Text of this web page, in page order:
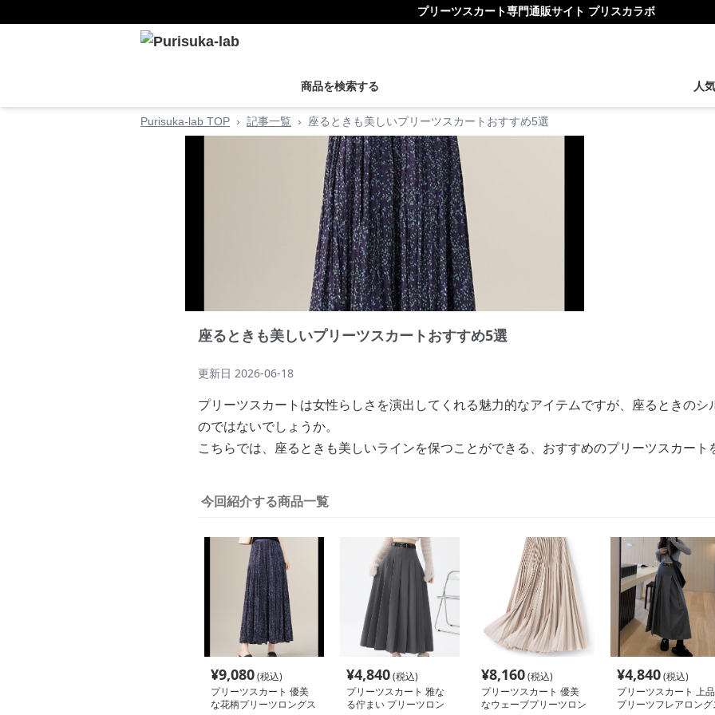
プリーツスカート専門通販サイト プリスカラボ
商品を検索する 人
Purisuka-lab TOP › 記事一覧 › 座るときも美しいプリーツスカートおすすめ5選
座るときも美しいプリーツスカートおすすめ5選
更新日 2026-06-18
プリーツスカートは女性らしさを演出してくれる魅力的なアイテムですが、座るときの
のではないでしょうか。
こちらでは、座るときも美しいラインを保つことができる、おすすめのプリーツスカート
今回紹介する商品一覧
¥9,080(税込)
プリーツスカート 優美
な花柄プリーツロングス
¥4,840(税込)
プリーツスカート 雅な
る佇まい プリーツロン
¥8,160(税込)
プリーツスカート 優美
なウェーブプリーツロン
¥4,840(税込)
プリーツスカート 上品
プリーツフレアロング